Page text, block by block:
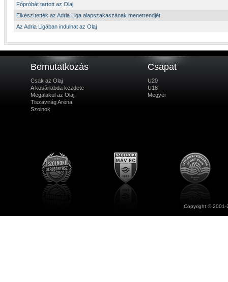
Főpróbát tartott az Olaj
Elkészítették az Adria Liga alapszakaszának menetrendjét
Az Adria Ligában indulhat az Olaj
Bemutatkozás
Csak az Olaj
A kosárlabda kezdete
Megalakul az Olaj
Tiszavirág Aréna
Szolnok
Csapat
U20
U18
Megyei
Copyright ©